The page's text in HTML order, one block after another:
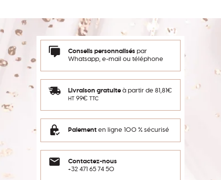
Conseils personnalisés par
Whatsapp, e-mail ou téléphone
Livraison gratuite à partir de 81,81€
HT 99€ TTC
Paiement en ligne 100 % sécurisé
Contactez-nous
+32 471 65 74 50